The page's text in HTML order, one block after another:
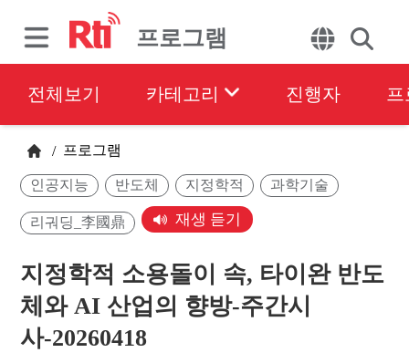
프로그램
전체보기 카테고리 진행자
/ 프로그램
인공지능 반도체 지정학적 과학기술
리궈딩_李國鼎 재생 듣기
지정학적 소용돌이 속, 타이완 반도
체와 AI 산업의 향방-주간시
사-20260418